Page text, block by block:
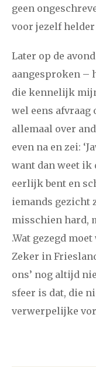
geen
voor jezelf
Later op de
aangesproken –
die kennelijk
wel eens afvraag
allemaal over
even na en zei:
want dan weet ik
eerlijk bent en
iemands gezicht
misschien hard,
.Wat gezegd
Zeker in
ons’ nog altijd
sfeer is dat, die
verwerpelijke